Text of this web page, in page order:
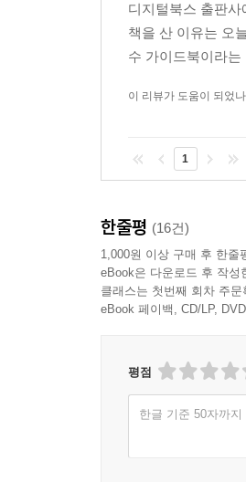
디지털북스 출판
책을 산 이유는 오
수 가이드북이라
이 리뷰가 도움이 되었
1
한줄평 (16건)
1,000원 이상 구매 후 한줄
eBook은 다운로드 후 작
클래스는 첫번째 회차 주
eBook 페이백, CD/LP,
평점
한글 기준 50자까지